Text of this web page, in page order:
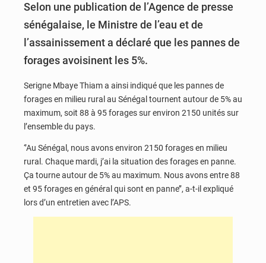
Selon une publication de l’Agence de presse
sénégalaise, le Ministre de l’eau et de
l’assainissement a déclaré que les pannes de
forages avoisinent les 5%.
Serigne Mbaye Thiam a ainsi indiqué que les pannes de
forages en milieu rural au Sénégal tournent autour de 5% au
maximum, soit 88 à 95 forages sur environ 2150 unités sur
l’ensemble du pays.
‘’Au Sénégal, nous avons environ 2150 forages en milieu
rural. Chaque mardi, j’ai la situation des forages en panne.
Ça tourne autour de 5% au maximum. Nous avons entre 88
et 95 forages en général qui sont en panne’’, a-t-il expliqué
lors d’un entretien avec l’APS.